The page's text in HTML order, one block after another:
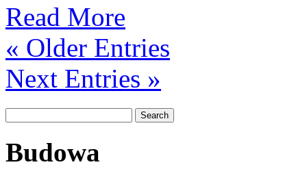
najczęstszych
błędów
Read More
« Older Entries
Next Entries »
Budowa